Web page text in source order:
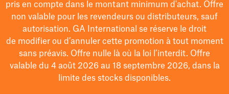
pris en compte dans le montant minimum d'achat. Offre
non valable pour les revendeurs ou distributeurs, sauf
autorisation. GA International se réserve le droit
de modifierou d’annuler cette promotion à tout moment
sans préavis. Offre nulle là où la loi l’interdit. Offre
valable du 4 août 2026 au 18 septembre 2026, dans la
limite des stocks disponibles.